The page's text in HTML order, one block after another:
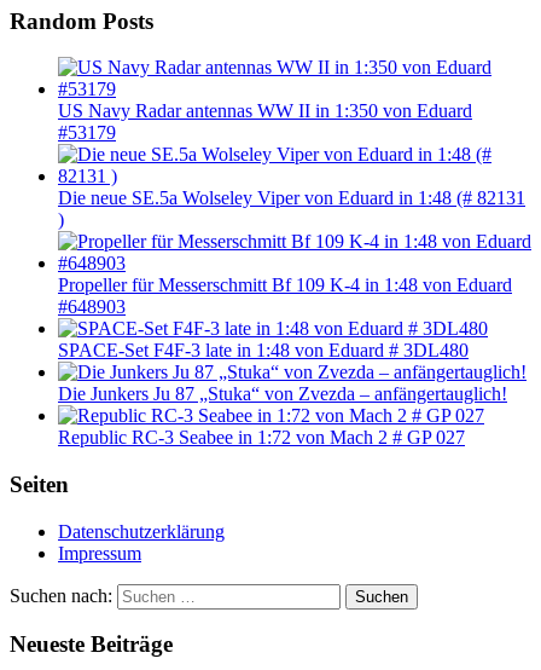
Random Posts
US Navy Radar antennas WW II in 1:350 von Eduard
#53179
Die neue SE.5a Wolseley Viper von Eduard in 1:48 (# 82131
)
Propeller für Messerschmitt Bf 109 K-4 in 1:48 von Eduard
#648903
SPACE-Set F4F-3 late in 1:48 von Eduard # 3DL480
Die Junkers Ju 87 „Stuka“ von Zvezda – anfängertauglich!
Republic RC-3 Seabee in 1:72 von Mach 2 # GP 027
Seiten
Datenschutzerklärung
Impressum
Suchen nach: Suchen
Neueste Beiträge